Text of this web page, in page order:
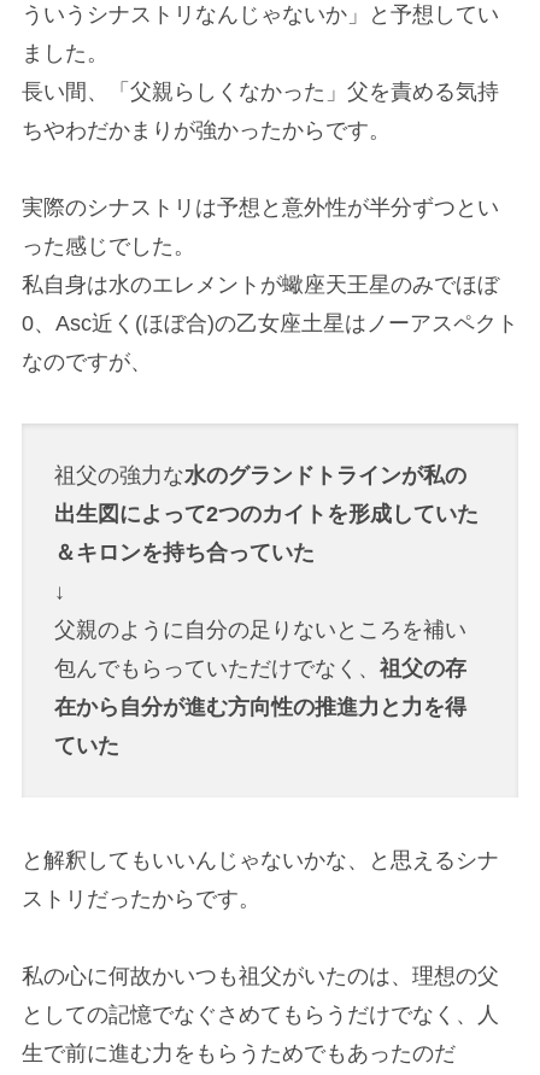
ういうシナストリなんじゃないか」と予想してい
ました。
長い間、「父親らしくなかった」父を責める気持
ちやわだかまりが強かったからです。
実際のシナストリは予想と意外性が半分ずつとい
った感じでした。
私自身は水のエレメントが蠍座天王星のみでほぼ
0、Asc近く(ほぼ合)の乙女座土星はノーアスペクト
なのですが、
祖父の強力な水のグランドトラインが私の
出生図によって2つのカイトを形成していた
＆キロンを持ち合っていた
↓
父親のように自分の足りないところを補い
包んでもらっていただけでなく、 祖父の存
在から自分が進む方向性の推進力と力を得
ていた
と解釈してもいいんじゃないかな、と思えるシナ
ストリだったからです。
私の心に何故かいつも祖父がいたのは、理想の父
としての記憶でなぐさめてもらうだけでなく、人
生で前に進む力をもらうためでもあったのだ